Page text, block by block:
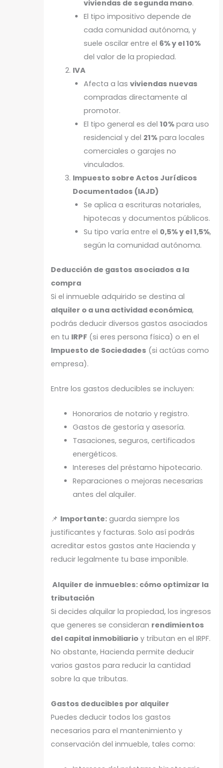
viviendas de segunda mano.
El tipo impositivo depende de
cada comunidad autónoma, y
suele oscilar entre el 6% y el 10%
del valor de la propiedad.
IVA
Afecta a lasviviendas nuevas
compradas directamente al
promotor.
El tipo general es del10% para uso
residencial y del 21% para locales
comerciales o garajes no
vinculados.
Impuesto sobre Actos Jurídicos
Documentados (IAJD)
Se aplica a escrituras notariales,
hipotecas y documentos públicos.
Su tipo varía entre el 0,5% y el 1,5%,
según la comunidad autónoma.
Deducción de gastos asociados a la
compra
Si el inmueble adquirido se destina al
alquiler o a una actividad económica,
podrás deducir diversos gastos asociados
en tu IRPF (si eres persona física) o en el
Impuesto de Sociedades (si actúas como
empresa).
Entre los gastos deducibles se incluyen:
Honorarios de notario y registro.
Gastos de gestoría y asesoría.
Tasaciones, seguros, certificados
energéticos.
Intereses del préstamo hipotecario.
Reparaciones o mejoras necesarias
antes del alquiler.
📌 Importante: guarda siempre los
justificantes y facturas. Solo así podrás
acreditar estos gastos ante Hacienda y
reducir legalmente tu base imponible.
Alquiler de inmuebles: cómo optimizar la
tributación
Si decides alquilar la propiedad, los ingresos
que generes se consideran rendimientos
del capital inmobiliario y tributan en el IRPF.
No obstante, Hacienda permite deducir
varios gastos para reducir la cantidad
sobre la que tributas.
Gastos deducibles por alquiler
Puedes deducir todos los gastos
necesarios para el mantenimiento y
conservación del inmueble, tales como: